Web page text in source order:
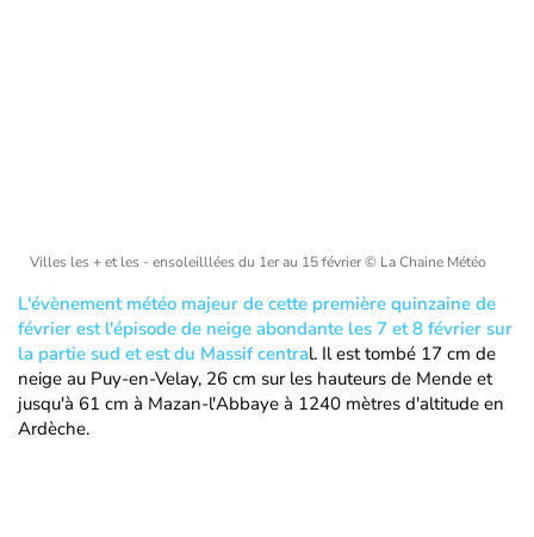
Villes les + et les - ensoleilllées du 1er au 15 février© La Chaine Météo
L'évènement météo majeur de cette première quinzaine de
février est l'épisode de neige abondante les 7 et 8 février sur
la partie sud et est du Massif central. Il est tombé 17 cm de
neige au Puy-en-Velay, 26 cm sur les hauteurs de Mende et
jusqu'à 61 cm à Mazan-l'Abbaye à 1240 mètres d'altitude en
Ardèche.